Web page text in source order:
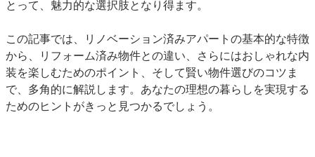
とって、魅力的な選択肢となり得ます。
この記事では、リノベーション済みアパートの基本的な特徴
から、リフォーム済み物件との違い、さらにはおしゃれな内
装を楽しむためのポイント、そして賢い物件選びのコツま
で、多角的に解説します。あなたの理想の暮らしを実現する
ためのヒントがきっと見つかるでしょう。